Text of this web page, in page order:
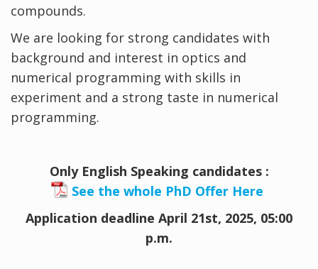
compounds.
We are looking for strong candidates with
background and interest in optics and
numerical programming with skills in
experiment and a strong taste in numerical
programming.
Only English Speaking candidates :
See the whole PhD Offer Here
Application deadline April 21st, 2025, 05:00
p.m.